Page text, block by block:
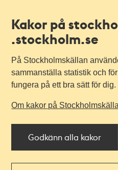
Kakor på
.stockholm.se
På Stockholmskällan
sammanställa statistik och
fungera på ett bra sätt för dig.
Om kakor på
Godkänn alla kakor